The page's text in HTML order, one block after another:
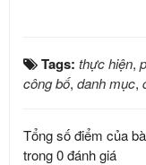
Tags: thực hiện,
công bố, danh mục,
Tổng số điểm của
trong 0 đánh giá